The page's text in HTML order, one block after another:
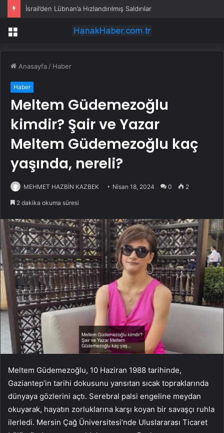
İsrail’den Lübnan’a Hızlandırılmış Saldırılar
Menü
Anasayfa / Haber
Haber
Meltem Güdemezoğlu
kimdir? Şair ve Yazar
Meltem Güdemezoğlu kaç
yaşında, nereli?
MEHMET HAZBİN KAZBEK Nisan 18, 2024 0 2
2 dakika okuma süresi
Meltem Güdemezoğlu, 10 Haziran 1988 tarihinde,
Gaziantep’in tarihi dokusunu yansıtan sıcak topraklarında
dünyaya gözlerini açtı. Serebral palsi engeline meydan
okuyarak, hayatın zorluklarına karşı koyan bir savaşçı ruhla
ilerledi. Mersin Çağ Üniversitesi’nde Uluslararası Ticaret